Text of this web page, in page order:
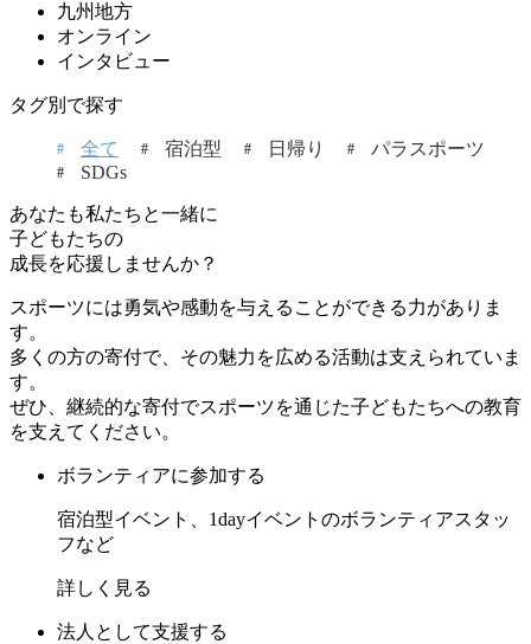
九州地方
オンライン
インタビュー
タグ別で探す
全て 宿泊型 日帰り
パラスポーツ
SDGs
あなたも私たちと一緒に
子どもたちの
成長を応援しませんか？
スポーツには勇気や感動を与えることができる力がありま
す。
多くの方の寄付で、その魅力を広める活動は支えられていま
す。
ぜひ、継続的な寄付でスポーツを通じた子どもたちへの教育
を支えてください。
ボランティアに参加する
宿泊型イベント、1dayイベントのボランティアスタッ
フなど
詳しく見る
法人として支援する